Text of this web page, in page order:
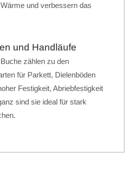
und verbessern das
und Handläufe
zählen zu den
für Parkett, Dielenböden
Festigkeit, Abriebfestigkeit
sind sie ideal für stark